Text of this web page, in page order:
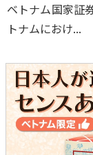
ベトナム国家証
トナムにおけ...